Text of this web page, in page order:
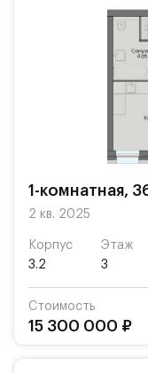
1-комнатная,
2 кв. 2025
Корпус
3.2
Этаж
3
Стоимость
15 300 000 ₽